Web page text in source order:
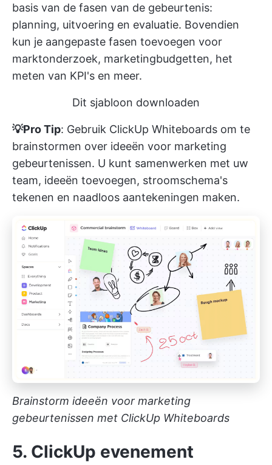
basis van de fasen van de gebeurtenis:
planning, uitvoering en evaluatie. Bovendien
kun je aangepaste fasen toevoegen voor
marktonderzoek, marketingbudgetten, het
meten van KPI's en meer.
Dit sjabloon downloaden
💡Pro Tip: Gebruik ClickUp Whiteboards om te
brainstormen over ideeën voor marketing
gebeurtenissen. U kunt samenwerken met uw
team, ideeën toevoegen, stroomschema's
tekenen en naadloos aantekeningen maken.
Brainstorm ideeën voor marketing
gebeurtenissen met ClickUp Whiteboards
5. ClickUp evenement